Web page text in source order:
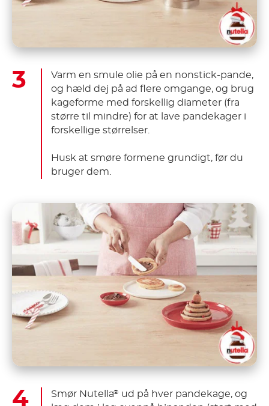
Varm en smule olie på en nonstick-pande,
og hæld dej på ad flere omgange, og brug
kageforme med forskellig diameter (fra
større til mindre) for at lave pandekager i
forskellige størrelser.
Husk at smøre formene grundigt, før du
bruger dem.
Smør Nutella® ud på hver pandekage, og